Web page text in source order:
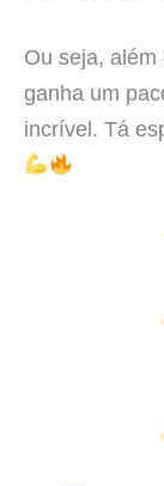
Ou seja,
ganha um
incrível. Tá